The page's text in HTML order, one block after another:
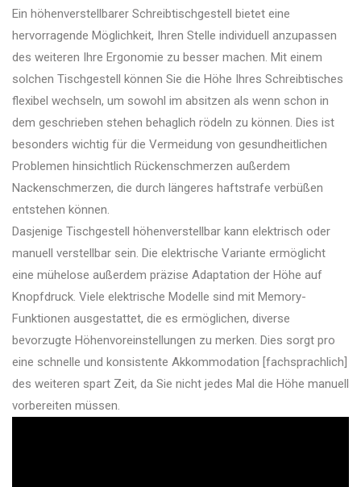
Ein höhenverstellbarer Schreibtischgestell bietet eine
hervorragende Möglichkeit, Ihren Stelle individuell anzupassen
des weiteren Ihre Ergonomie zu besser machen. Mit einem
solchen Tischgestell können Sie die Höhe Ihres Schreibtisches
flexibel wechseln, um sowohl im absitzen als wenn schon in
dem geschrieben stehen behaglich rödeln zu können. Dies ist
besonders wichtig für die Vermeidung von gesundheitlichen
Problemen hinsichtlich Rückenschmerzen außerdem
Nackenschmerzen, die durch längeres haftstrafe verbüßen
entstehen können.
Dasjenige Tischgestell höhenverstellbar kann elektrisch oder
manuell verstellbar sein. Die elektrische Variante ermöglicht
eine mühelose außerdem präzise Adaptation der Höhe auf
Knopfdruck. Viele elektrische Modelle sind mit Memory-
Funktionen ausgestattet, die es ermöglichen, diverse
bevorzugte Höhenvoreinstellungen zu merken. Dies sorgt pro
eine schnelle und konsistente Akkommodation [fachsprachlich]
des weiteren spart Zeit, da Sie nicht jedes Mal die Höhe manuell
vorbereiten müssen.